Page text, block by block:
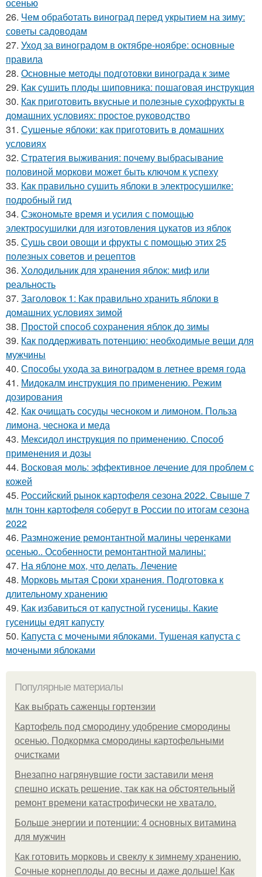
26. Чем обработать виноград перед укрытием на зиму:
советы садоводам
27. Уход за виноградом в октябре-ноябре: основные
правила
28. Основные методы подготовки винограда к зиме
29. Как сушить плоды шиповника: пошаговая инструкция
30. Как приготовить вкусные и полезные сухофрукты в
домашних условиях: простое руководство
31. Сушеные яблоки: как приготовить в домашних
условиях
32. Стратегия выживания: почему выбрасывание
половиной моркови может быть ключом к успеху
33. Как правильно сушить яблоки в электросушилке:
подробный гид
34. Сэкономьте время и усилия с помощью
электросушилки для изготовления цукатов из яблок
35. Сушь свои овощи и фрукты с помощью этих 25
полезных советов и рецептов
36. Холодильник для хранения яблок: миф или
реальность
37. Заголовок 1: Как правильно хранить яблоки в
домашних условиях зимой
38. Простой способ сохранения яблок до зимы
39. Как поддерживать потенцию: необходимые вещи для
мужчины
40. Способы ухода за виноградом в летнее время года
41. Мидокалм инструкция по применению. Режим
дозирования
42. Как очищать сосуды чесноком и лимоном. Польза
лимона, чеснока и меда
43. Мексидол инструкция по применению. Способ
применения и дозы
44. Восковая моль: эффективное лечение для проблем с
кожей
45. Российский рынок картофеля сезона 2022. Свыше 7
млн тонн картофеля соберут в России по итогам сезона
2022
46. Размножение ремонтантной малины черенками
осенью.. Особенности ремонтантной малины:
47. На яблоне мох, что делать. Лечение
48. Морковь мытая Сроки хранения. Подготовка к
длительному хранению
49. Как избавиться от капустной гусеницы. Какие
гусеницы едят капусту
50. Капуста с мочеными яблоками. Тушеная капуста с
мочеными яблоками
Популярные материалы
Как выбрать саженцы гортензии
Картофель под смородину удобрение смородины
осенью. Подкормка смородины картофельными
очистками
Внезапно нагрянувшие гости заставили меня
спешно искать решение, так как на обстоятельный
ремонт времени катастрофически не хватало.
Больше энергии и потенции: 4 основных витамина
для мужчин
Как готовить морковь и свеклу к зимнему хранению.
Сочные корнеплоды до весны и даже дольше! Как